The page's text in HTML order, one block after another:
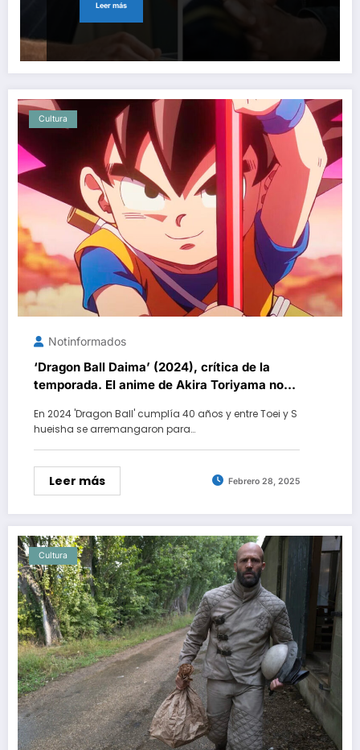
Leer más
Cultura
Notinformados
‘Dragon Ball Daima’ (2024), crítica de la
temporada. El anime de Akira Toriyama no
deseábamos, pero es una vuelta necesaria a
sus orígenes
En 2024 'Dragon Ball' cumplía 40 años y entre Toei y S
hueisha se arremangaron para…
Leer más Febrero 28, 2025
Cultura